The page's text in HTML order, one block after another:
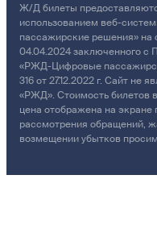
Ж/Д билеты
использованием веб-
пассажирские решения»
04.04.2024 заключенного с
«РЖД-Цифровые
316 от 27.12.2022 г. Сайт не
«РЖД». Стоимость билетов
цена отображена на
рассмотрения обращений,
возмещении убытков